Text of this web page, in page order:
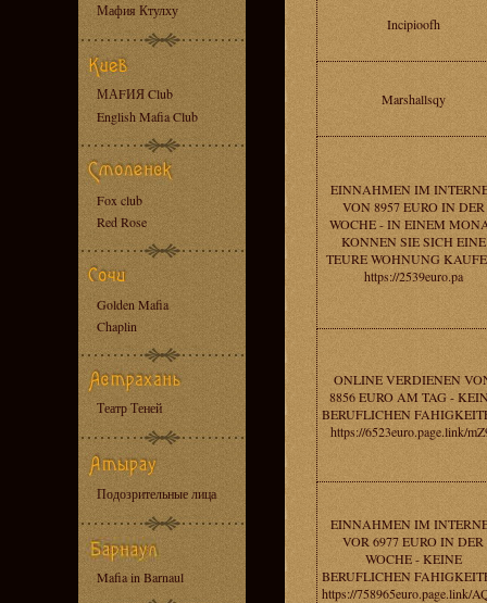
Мафия Ктулху
МАFИЯ Club
English Mafia Club
Fox club
Red Rose
Golden Mafia
Chaplin
Театр Теней
Подозрительные лица
Mafia in Barnaul
Incipioofh
Marshallsqy
EINNAHMEN IM
VON 8957 EURO IN DER
WOCHE - IN EINEM
KONNEN SIE SICH EINE
TEURE WOHNUNG
https://2539euro.pa
ONLINE VERDIENEN
8856 EURO AM TAG -
BERUFLICHEN
https://6523euro.page.link/
EINNAHMEN IM
VOR 6977 EURO IN DER
WOCHE - KEINE
BERUFLICHEN
https://758965euro.page.link/